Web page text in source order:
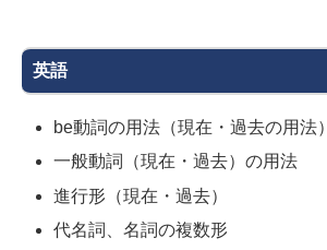
英語
be動詞の用法（現在・過去の用法）
一般動詞（現在・過去）の用法
進行形（現在・過去）
代名詞、名詞の複数形